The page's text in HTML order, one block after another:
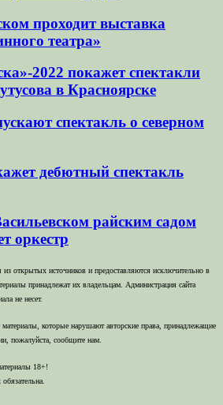
проходит выставка
театра»
2022 покажет спектакли
в Красноярске
спектакль о северном
дебютный спектакль
райским садом
оркестр
из открытых источников и предоставляются исключительно в
принадлежат их владельцам. Администрация сайта
не несет.
которые нарушают авторские права, принадлежащие
пожалуйста, сообщите нам.
18+!